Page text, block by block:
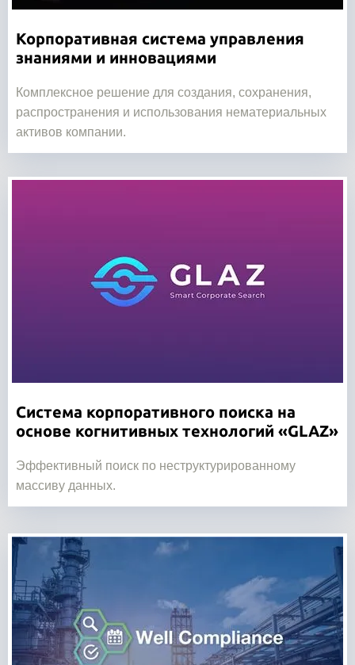
Корпоративная система управления
знаниями и инновациями
Комплексное решение для создания, сохранения,
распространения и использования нематериальных
активов компании.
Система корпоративного поиска на
основе когнитивных технологий «GLAZ»
Эффективный поиск по неструктурированному
массиву данных.